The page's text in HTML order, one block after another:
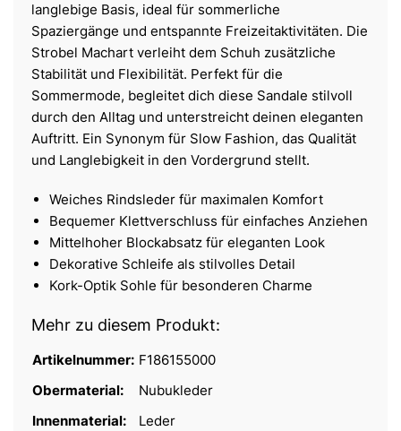
langlebige Basis, ideal für sommerliche
Spaziergänge und entspannte Freizeitaktivitäten. Die
Strobel Machart verleiht dem Schuh zusätzliche
Stabilität und Flexibilität. Perfekt für die
Sommermode, begleitet dich diese Sandale stilvoll
durch den Alltag und unterstreicht deinen eleganten
Auftritt. Ein Synonym für Slow Fashion, das Qualität
und Langlebigkeit in den Vordergrund stellt.
Weiches Rindsleder für maximalen Komfort
Bequemer Klettverschluss für einfaches Anziehen
Mittelhoher Blockabsatz für eleganten Look
Dekorative Schleife als stilvolles Detail
Kork-Optik Sohle für besonderen Charme
Mehr zu diesem Produkt:
Artikelnummer: F186155000
Obermaterial:
Nubukleder
Innenmaterial:
Leder